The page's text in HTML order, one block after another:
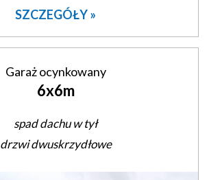
SZCZEGÓŁY »
Garaż ocynkowany
6x6m
spad dachu w tył
drzwi dwuskrzydłowe